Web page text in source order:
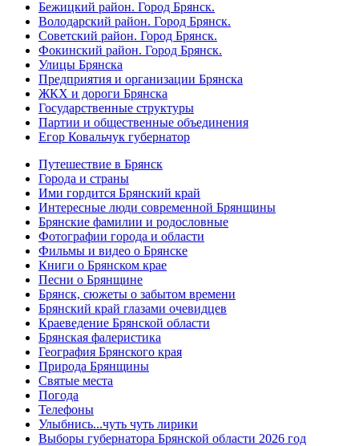
Бежицкий район. Город Брянск.
Володарский район. Город Брянск.
Советский район. Город Брянск.
Фокинский район. Город Брянск.
Улицы Брянска
Предприятия и организации Брянска
ЖКХ и дороги Брянска
Государственные структуры
Партии и общественные объединения
Егор Ковальчук губернатор
Путешествие в Брянск
Города и страны
Ими гордится Брянский край
Интересные люди современной Брянщины
Брянские фамилии и родословные
Фотографии города и области
Фильмы и видео о Брянске
Книги о Брянском крае
Песни о Брянщине
Брянск, сюжеты о забытом времени
Брянский край глазами очевидцев
Краеведение Брянской области
Брянская фалеристика
География Брянского края
Природа Брянщины
Святые места
Погода
Телефоны
Улыбнись...чуть чуть лирики
Выборы губернатора Брянской области 2026 год